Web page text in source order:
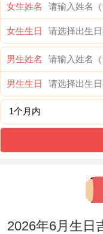
经络、裁衣、
穴、捕捉。
忌祈福、开市
龙煞北，属龙者
看甲申日（阳
此日宜纳采，
土、进人口，
女生姓名
女生生日
男生姓名
男生生日
2026年6月生日